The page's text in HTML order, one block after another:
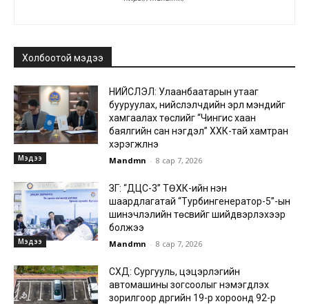
Холбоотой мэдээ
Мэдээ
НИЙСЛЭЛ: Улаанбаатарын утааг
бууруулах, нийслэлчүүдийн эрүүл мэндийг
хамгаалах төслийг “Чингис хаан
баялгийн сан нэгдэл” ХХК-тай хамтран
хэрэгжүүлнэ
Mandmn - 8 сар 7, 2026
Мэдээ
ЗГ: “ДЦС-3” ТӨХК-ийн нэн
шаардлагатай “Турбингенератор-5”-ын
шинэчлэлийн төсвийг шийдвэрлэхээр
болжээ
Mandmn - 8 сар 7, 2026
СХД: Сургууль, цэцэрлэгийн
автомашины зогсоолыг нэмэгдүүлэх
зорилгоор дүүргийн 19-р хороонд 92-р